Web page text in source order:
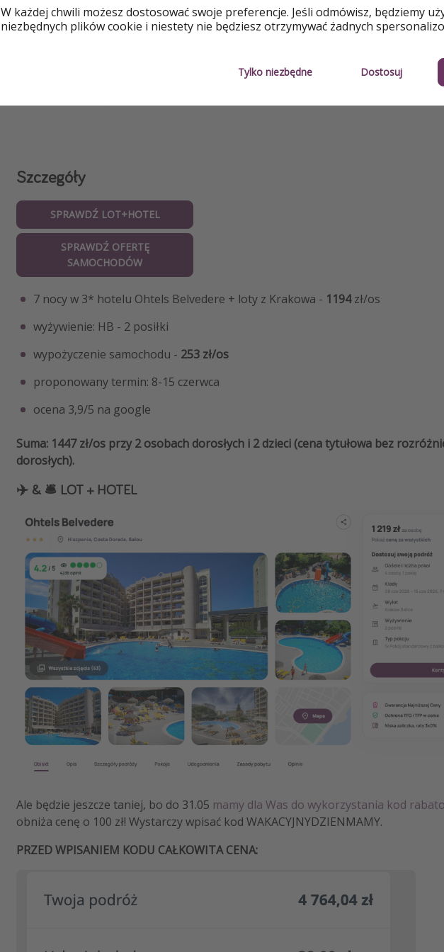
Costa Dorada
Morze Śródziemne
Szczegóły
SPRAWDŹ LOT+HOTEL
SPRAWDŹ OFERTĘ
SAMOCHODÓW
7 nocy w 3* hotelu Ohtels Belvedere + loty z Krakowa - 1194zł/os
wyżywienie: HB - 2 posiłki
wypożyczenie samochodu - 253 zł/os
proponowany termin: 8-15 czerwca
ocena 3,9/5 na google
Suma: 1447 zł/os przy 2 osobach dorosłych i 2 dzieci (cena tytułowa bez
dorosłych).
✈️ & 🛎️ LOT + HOTEL
Ale będzie jeszcze taniej, bo do 31.05 mamy dla Was do wykorzystania kod
obniża cenę o 100 zł! Wystarczy wpisać kod WAKACYJNYDZIENMAMY.
PRZED WPISANIEM KODU CAŁKOWITA CENA:
W każdej chwili możesz dostosować swoje preferencje. Jeśli odmówisz, będziemy
niezbędnych plików cookie i niestety nie będziesz otrzymywać żadnych
Tylko niezbędne Dostosuj